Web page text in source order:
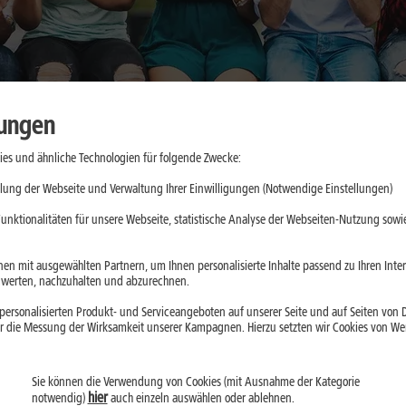
unterstützt
und
sinnvoll nutzt
Beurteilung
und ähnliche Technologien für folgende Zwecke:
der Webseite und Verwaltung Ihrer Einwilligungen (Notwendige Einstellungen)
für unsere Webseite, statistische Analyse der Webseiten-Nutzung
mit ausgewählten Partnern, um Ihnen personalisierte Inhalte passend zu Ihren
nachzuhalten und abzurechnen.
Produkt- und Serviceangeboten auf unserer Seite und auf Seiten von
Messung der Wirksamkeit unserer Kampagnen. Hierzu setzten wir Cookies von
Sie können die Verwendung von Cookies (mit Ausnahme der Kategorie
notwendig) hierauch einzeln auswählen oder ablehnen.